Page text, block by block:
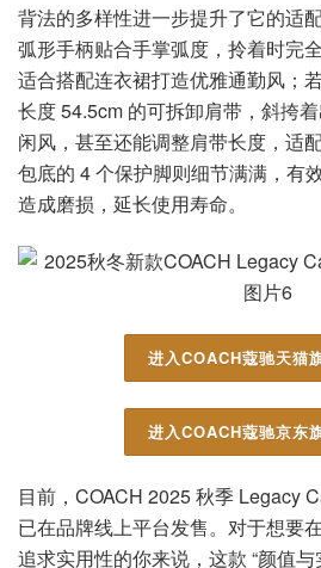
背法的多样性进一步提升了它的适
弧形手柄贴合手掌弧度，拎着时完
适合搭配连衣裙打造优雅通勤风；
长度 54.5cm 的可拆卸肩带，斜挎
闲风，甚至还能调整肩带长度，适
包底的 4 个保护脚则细节满满，有
造成磨损，延长使用寿命。
进入COACH蔻驰天猫
进入COACH蔻驰京东
目前，COACH 2025 秋季 Legacy
已在品牌线上平台发售。对于想要
追求实用性的你来说，这款 “颜值